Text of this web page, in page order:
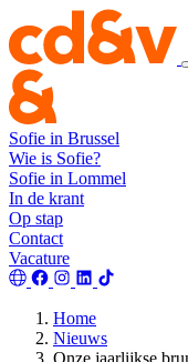
Sofie in Brussel
Wie is Sofie?
Sofie in Lommel
In de krant
Op stap
Contact
Vacature
Home
Nieuws
Onze jaarlijkse